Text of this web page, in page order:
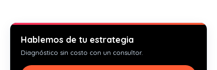
Hablemos de tu estrategia
Diagnóstico sin costo con un consultor.